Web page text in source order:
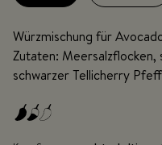
Würzmischung für
Zutaten: Meersalzflocken,
schwarzer Tellicherry